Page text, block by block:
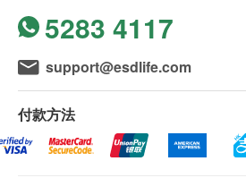
5283 4117
support@esdlife.com
付款方法